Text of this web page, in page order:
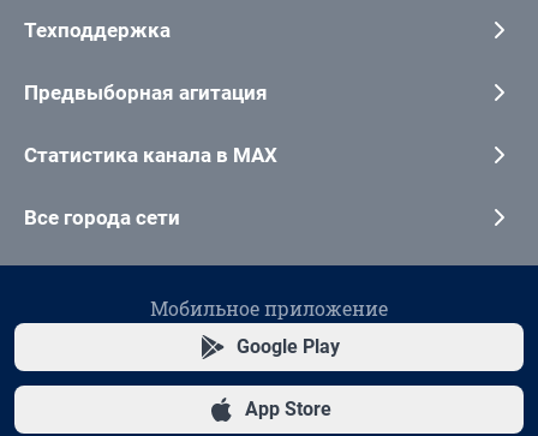
Техподдержка
Предвыборная агитация
Статистика канала в MAX
Все города сети
Мобильное приложение
Google Play
App Store